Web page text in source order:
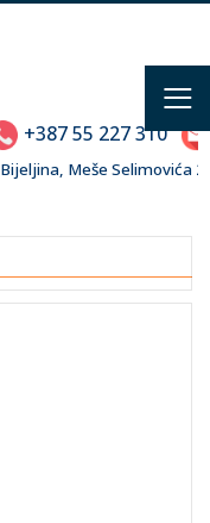
+387 55 227 310
Bijeljina, Meše Selimovića
≡